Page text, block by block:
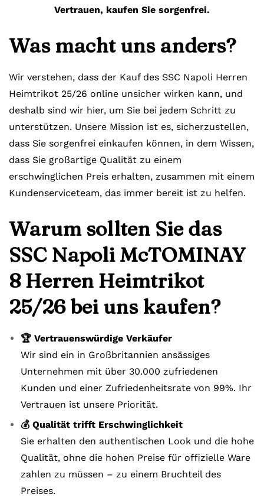
Vertrauen, kaufen Sie sorgenfrei.
Was macht uns anders?
Wir verstehen, dass der Kauf des SSC Napoli Herren
Heimtrikot 25/26 online unsicher wirken kann, und
deshalb sind wir hier, um Sie bei jedem Schritt zu
unterstützen. Unsere Mission ist es, sicherzustellen,
dass Sie sorgenfrei einkaufen können, in dem Wissen,
dass Sie großartige Qualität zu einem
erschwinglichen Preis erhalten, zusammen mit einem
Kundenserviceteam, das immer bereit ist zu helfen.
Warum sollten Sie das
SSC Napoli McTOMINAY
8 Herren Heimtrikot
25/26 bei uns kaufen?
🏆 Vertrauenswürdige Verkäufer
Wir sind ein in Großbritannien ansässiges
Unternehmen mit über 30.000 zufriedenen
Kunden und einer Zufriedenheitsrate von 99%. Ihr
Vertrauen ist unsere Priorität.
💰 Qualität trifft Erschwinglichkeit
Sie erhalten den authentischen Look und die hohe
Qualität, ohne die hohen Preise für offizielle Ware
zahlen zu müssen – zu einem Bruchteil des
Preises.